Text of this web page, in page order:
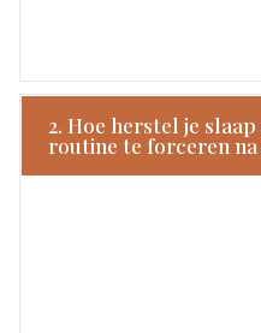
2. Hoe herstel je
routine te forceren na